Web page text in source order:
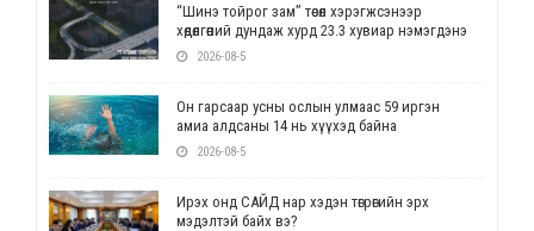
“Шинэ тойрог зам” төсөл хэрэгжсэнээр
хөдөлгөөний дундаж хурд 23.3 хувиар нэмэгдэнэ
2026-08-5
Он гарсаар усны ослын улмаас 59 иргэн
амиа алдсаны 14 нь хүүхэд байна
2026-08-5
Ирэх онд САЙД нар хэдэн төгрөгийн эрх
мэдэлтэй байх вэ?